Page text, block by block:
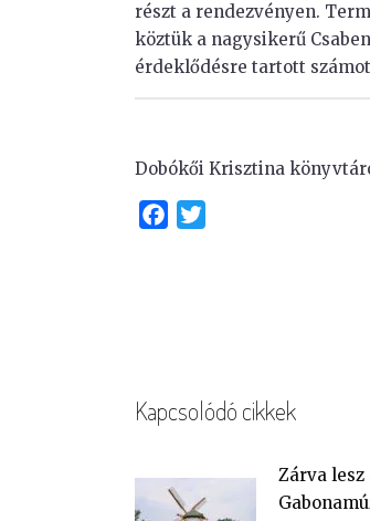
részt a rendezvényen.
köztük a nagysikerű
érdeklődésre tartott
Dobókői Krisztina
Facebook
Kapcsolódó cikkek
Zárva lesz